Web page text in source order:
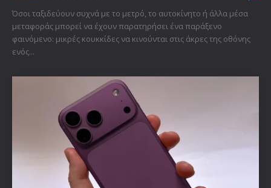
Όσοι ταξιδεύουν συχνά με το μετρό, το αυτοκίνητο ή άλλα μέσα
μεταφοράς μπορεί να έχουν παρατηρήσει ένα παράξενο
φαινόμενο: μικρές κουκκίδες να κινούνται στις άκρες της οθόνης
ενός...